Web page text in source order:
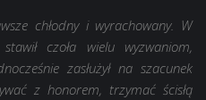
chłodny i wyrachowany. W
czoła wielu wyzwaniom,
zasłużył na szacunek
z honorem, trzymać ścisłą